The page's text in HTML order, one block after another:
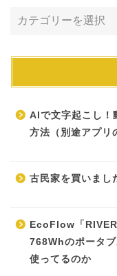
AIで文字起こし！
方法（別途アプリ
古民家を買いまし
EcoFlow「
768Whのポータ
使ってるのか